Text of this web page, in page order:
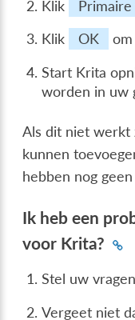
Klik
Primaire
Klik
OK
Start Krita
worden in uw
Als dit niet werkt
kunnen
hebben nog
Ik heb een
voor Krita?
Stel uw
Vergeet niet